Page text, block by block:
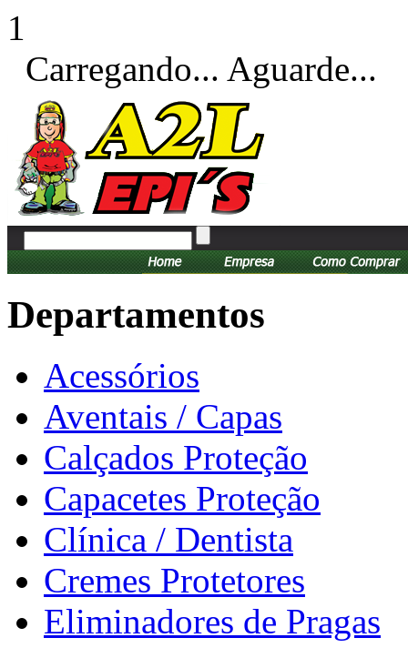
1
Carregando... Aguarde...
Departamentos
Acessórios
Aventais / Capas
Calçados Proteção
Capacetes Proteção
Clínica / Dentista
Cremes Protetores
Eliminadores de Pragas